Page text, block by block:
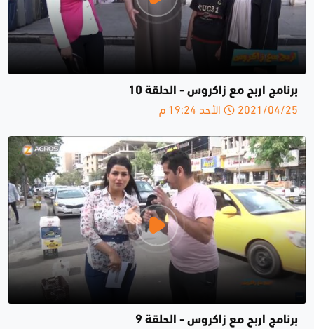
برنامج اربح مع زاكروس - الحلقة 10
2021/04/25 الأحد 19:24 م
برنامج اربح مع زاكروس - الحلقة 9